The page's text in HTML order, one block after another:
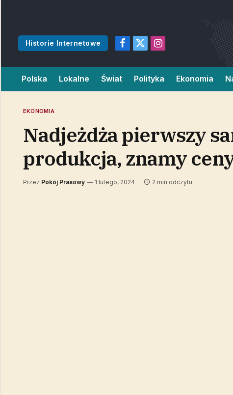
Historie Internetowe
Facebook
X
Instagram
Polska Lokalne Świat Polityka Ekonomia
EKONOMIA
Nadjeżdża pierwszy
produkcja, znamy
Przez Pokój Prasowy 1 lutego, 2024 2 min odczytu